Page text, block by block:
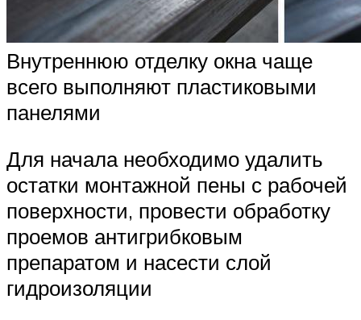
Внутреннюю отделку окна чаще
всего выполняют пластиковыми
панелями
Для начала необходимо удалить
остатки монтажной пены с рабочей
поверхности, провести обработку
проемов антигрибковым
препаратом и насести слой
гидроизоляции